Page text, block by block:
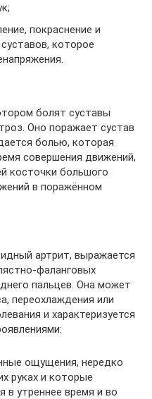
покраснение и
которое
болят суставы
Оно поражает сустав
болью, которая
совершения движений,
косточки большого
в поражённом
артрит, выражается
фаланговых
пальцев. Она может
переохлаждения или
и характеризуется
ощущения, нередко
руках и которые
в утреннее время и во